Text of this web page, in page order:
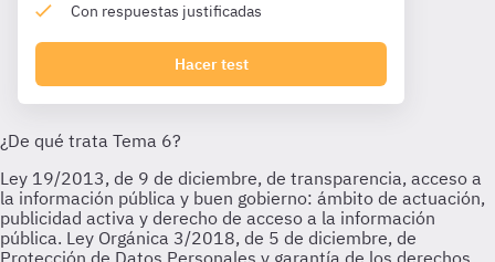
Con respuestas justificadas
Hacer test